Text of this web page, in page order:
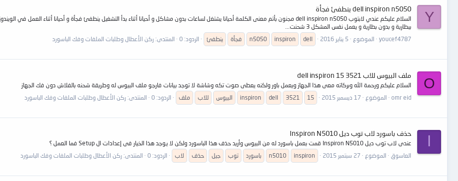
Y
dell inspiron n5050 ينطفئ فجأة
ببطارية و بدون بطارية و يعمل نفس المشكل 3 شحنت...
youcef4787
الموضوع 5 يناير 2016 dell
inspiron
n5050 فجأة ينطفئ الردود: 0 المنتدى: ركن الأعطال وطلبات الملفات وفك الباسورد
O
ملف البيوس للاب dell inspiron 15 3521
السلام عليكم ورحمة الله وبركاته معى هذا الجهاز ويعمل باور ولكنه يعطى صوت تكه وشاشة لا توجد بيانات فارجو ملف البيوس له وطريقة شحنه بالفلاش دون فك الجهاز
omr eid
الموضوع 17 ديسمبر 2015 15
3521
dell
inspiron البيوس للاب ملف الردود: 0 المنتدى: ركن الأعطال وطلبات الملفات وفك الباسورد
حذف باسورد لاب توب ديل Inspiron N5010
عندى لاب توب ديل Inspiron N5010 قمت بعمل باسورد له من البيوس وأريد حذف هذا الباسورد ولكن لا يوجد هذا الخيار فى إعدادات ال Setup فما العمل ؟
العاسوق
الموضوع 27 سبتمبر 2015 inspiron
n5010 باسورد توب جيل حذف لاب الردود: 0 المنتدى: ركن الأعطال وطلبات الملفات وفك الباسورد